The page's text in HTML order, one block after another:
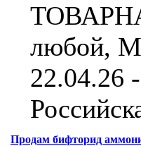
любой,
22.04.26
Продам бифторид